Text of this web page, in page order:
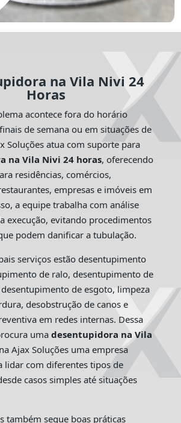
na Vila Nivi 24
Horas
acontece fora do horário
de semana ou em situações de
Soluções atua com suporte para
na Vila Nivi 24 horas, oferecendo
residências, comércios,
empresas e imóveis em
a equipe trabalha com análise
execução, evitando procedimentos
podem danificar a tubulação.
serviços estão desentupimento
de ralo, desentupimento de
de esgoto, limpeza
desobstrução de canos e
em redes internas. Dessa
umadesentupidora na Vila
Ajax Soluções uma empresa
lidar com diferentes tipos de
casos simples até situações
também segue boas práticas